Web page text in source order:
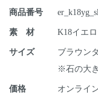
商品番号
素 材 K18イエ
サイズ
ブラウン
※石の大
価格 オンライ